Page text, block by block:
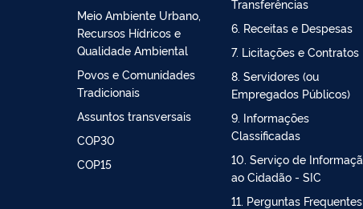
e Ordenamento Ambiental
Territorial
Recursos Hídricos e
Qualidade Ambiental
Povos e Comunidades
Tradicionais
Assuntos transversais
4. Auditorias
5. Convênio e
Transferências
6. Receitas e Despesas
7. Licitações e Contratos
8. Servidores (ou
Empregados Públicos)
9. Informações
Classificadas
10. Serviço de Informação